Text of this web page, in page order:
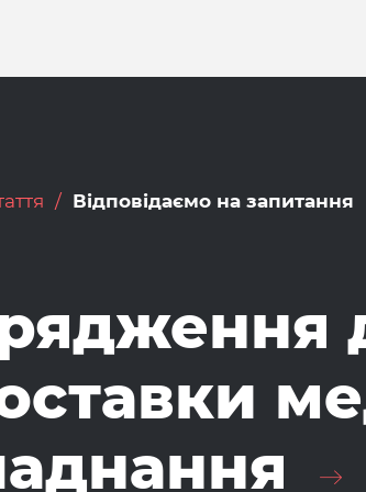
Відповідаємо на запитання